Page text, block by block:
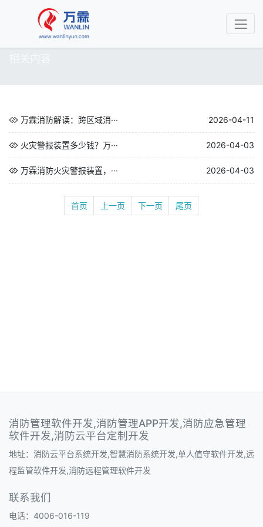
万霖消防解读：跨区域消··· 2026-04-11
火灾警报装置多少钱？万··· 2026-04-03
万霖消防火灾警报装置，··· 2026-04-03
首页 上一页 下一页 尾页
消防管理软件开发,消防管理APP开发,消防应急管理
软件开发,消防云平台定制开发
地址：消防云平台系统开发,智慧消防系统开发,单人值守软件开发,远
程监管软件开发,消防远程管理软件开发
联系我们
电话：4006-016-119